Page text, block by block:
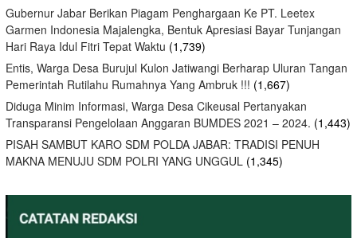
Gubernur Jabar Berikan Piagam Penghargaan Ke PT. Leetex
Garmen Indonesia Majalengka, Bentuk Apresiasi Bayar Tunjangan
Hari Raya Idul Fitri Tepat Waktu (1,739)
Entis, Warga Desa Burujul Kulon Jatiwangi Berharap Uluran Tangan
Pemerintah Rutilahu Rumahnya Yang Ambruk !!! (1,667)
Diduga Minim Informasi, Warga Desa Cikeusal Pertanyakan
Transparansi Pengelolaan Anggaran BUMDES 2021 – 2024. (1,443)
PISAH SAMBUT KARO SDM POLDA JABAR: TRADISI PENUH
MAKNA MENUJU SDM POLRI YANG UNGGUL (1,345)